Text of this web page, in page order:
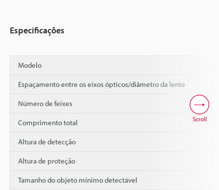
Especificações
Modelo
Espaçamento entre os eixos ópticos/diâmetro da lente
Número de feixes
Comprimento total
Altura de detecção
Altura de proteção
Tamanho do objeto mínimo detectável
Scroll